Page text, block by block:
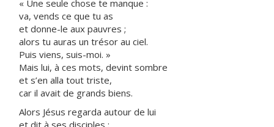
« Une seule chose te manque :
va, vends ce que tu as
et donne-le aux pauvres ;
alors tu auras un trésor au ciel.
Puis viens, suis-moi. »
Mais lui, à ces mots, devint sombre
et s’en alla tout triste,
car il avait de grands biens.
Alors Jésus regarda autour de lui
et dit à ses disciples :